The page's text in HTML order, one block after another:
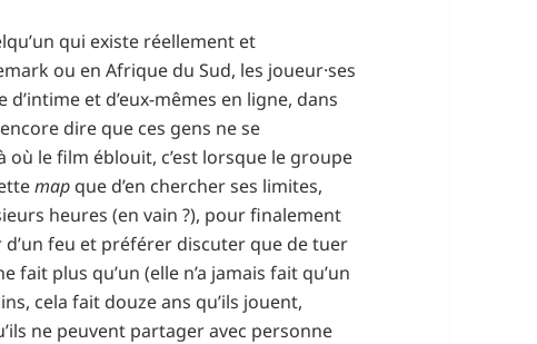
qui existe réellement et
ou en Afrique du Sud, les joueur·ses
et d’eux-mêmes en ligne, dans
dire que ces gens ne se
où le film éblouit, c’est lorsque le groupe
map que d’en chercher ses limites,
heures (en vain ?), pour finalement
feu et préférer discuter que de tuer
fait plus qu’un (elle n’a jamais fait qu’un
cela fait douze ans qu’ils jouent,
ne peuvent partager avec personne